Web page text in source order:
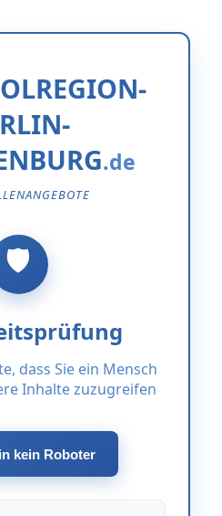
dass Sie ein Mensch
Inhalte zuzugreifen
kein Roboter